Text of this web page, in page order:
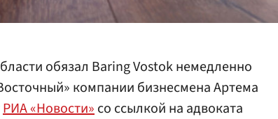
обязал Baring Vostok немедленно
компании бизнесмена Артема
РИА «Новости»со ссылкой на адвоката